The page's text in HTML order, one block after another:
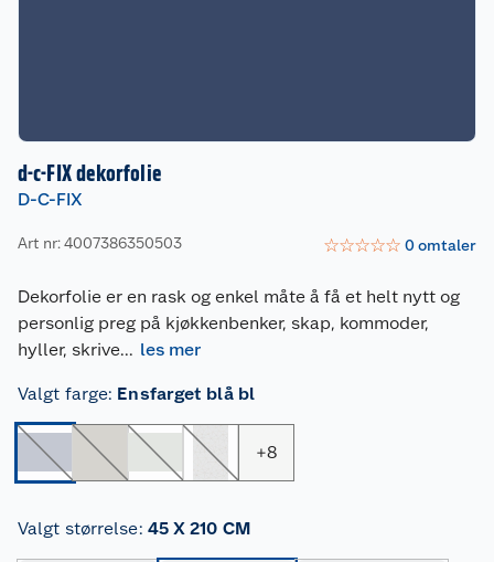
d-c-FIX dekorfolie
D-C-FIX
Art nr: 4007386350503 ☆☆☆☆☆ 0omtaler
Dekorfolie er en rask og enkel måte å få et helt nytt og
personlig preg på kjøkkenbenker, skap, kommoder,
hyller, skrive... les mer
Valgt farge: Ensfarget blå bl
+8
Valgt størrelse: 45 X 210 CM